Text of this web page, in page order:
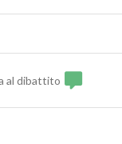
al dibattito